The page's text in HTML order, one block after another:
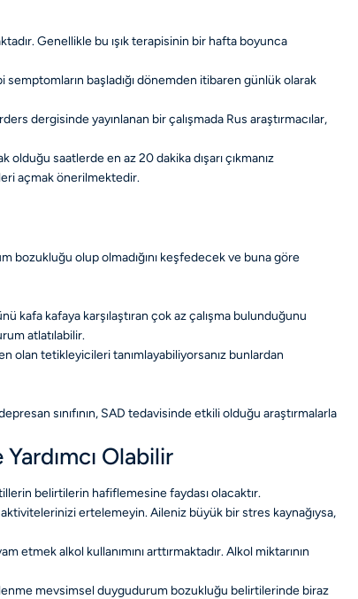
Genellikle bu ışık terapisinin bir hafta boyunca
başladığı dönemden itibaren günlük olarak
dergisinde yayınlanan bir çalışmada Rus araştırmacılar,
saatlerde en az 20 dakika dışarı çıkmanız
açmak önerilmektedir.
bozukluğu olup olmadığını keşfedecek ve buna göre
kafa kafaya karşılaştıran çok az çalışma bulunduğunu
atlatılabilir.
olan tetikleyicileri tanımlayabiliyorsanız bunlardan
sınıfının, SAD tedavisinde etkili olduğu araştırmalarla
Olabilir
belirtilerin hafiflemesine faydası olacaktır.
ertelemeyin. Aileniz büyük bir stres kaynağıysa,
etmek alkol kullanımını arttırmaktadır. Alkol miktarının
mevsimsel duygudurum bozukluğu belirtilerinde biraz